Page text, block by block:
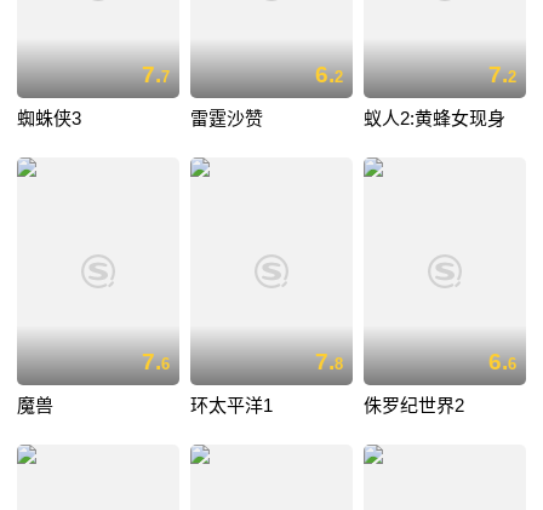
7.7
蜘蛛侠3
6.2
雷霆沙赞
7.2
蚁人2:黄蜂女现身
7.6
魔兽
7.8
环太平洋1
6.6
侏罗纪世界2